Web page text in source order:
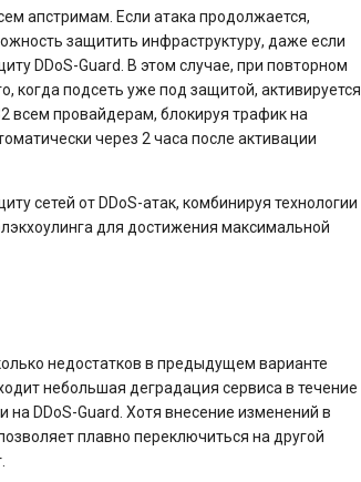
апстримам. Если атака продолжается,
защитить инфраструктуру, даже если
DDoS-Guard. В этом случае, при повторном
когда подсеть уже под защитой, активируется
всем провайдерам, блокируя трафик на
через 2 часа после активации
сетей от DDoS-атак, комбинируя технологии
для достижения максимальной
недостатков в предыдущем варианте
небольшая деградация сервиса в течение
на DDoS-Guard. Хотя внесение изменений в
плавно переключиться на другой